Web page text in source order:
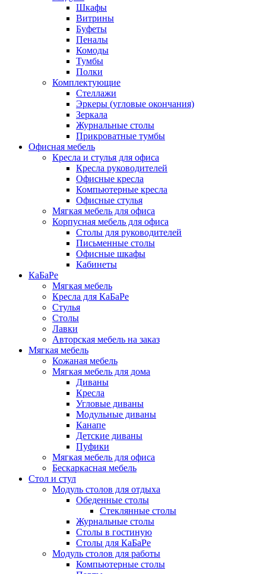
Шкафы
Витрины
Буфеты
Пеналы
Комоды
Тумбы
Полки
Комплектующие
Стеллажи
Эркеры (угловые окончания)
Зеркала
Журнальные столы
Прикроватные тумбы
Офисная мебель
Кресла и стулья для офиса
Кресла руководителей
Офисные кресла
Компьютерные кресла
Офисные стулья
Мягкая мебель для офиса
Корпусная мебель для офиса
Столы для руководителей
Письменные столы
Офисные шкафы
Кабинеты
КаБаРе
Мягкая мебель
Кресла для КаБаРе
Стулья
Столы
Лавки
Авторская мебель на заказ
Мягкая мебель
Кожаная мебель
Мягкая мебель для дома
Диваны
Кресла
Угловые диваны
Модульные диваны
Канапе
Детские диваны
Пуфики
Мягкая мебель для офиса
Бескаркасная мебель
Стол и стул
Модуль столов для отдыха
Обеденные столы
Стеклянные столы
Журнальные столы
Столы в гостиную
Столы для КаБаРе
Модуль столов для работы
Компьютерные столы